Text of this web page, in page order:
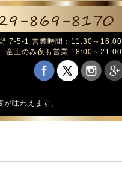
7-5-1 営業時間：11:30～16:00
金土のみ夜も営業 18:00～21:00
味わえます。